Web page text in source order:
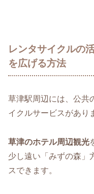
レンタサイクルの
を広げる方法
草津駅周辺には、公共
イクルサービスがあり
草津のホテル周辺観光
少し遠い「みずの森」
スできます。